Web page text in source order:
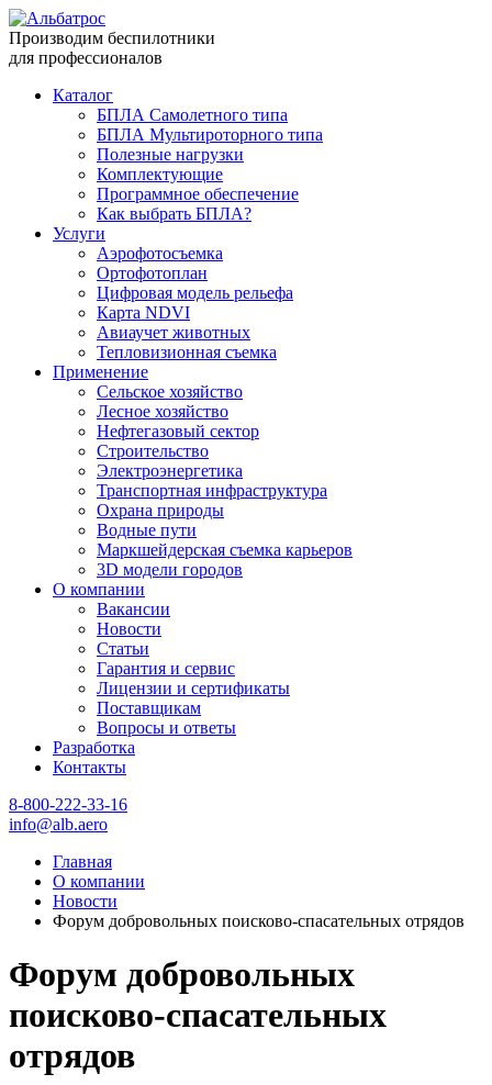
Производим беспилотники
для профессионалов
Каталог
БПЛА Самолетного типа
БПЛА Мультироторного типа
Полезные нагрузки
Комплектующие
Программное обеспечение
Как выбрать БПЛА?
Услуги
Аэрофотосъемка
Ортофотоплан
Цифровая модель рельефа
Карта NDVI
Авиаучет животных
Тепловизионная съемка
Применение
Сельское хозяйство
Лесное хозяйство
Нефтегазовый сектор
Строительство
Электроэнергетика
Транспортная инфраструктура
Охрана природы
Водные пути
Маркшейдерская съемка карьеров
3D модели городов
О компании
Вакансии
Новости
Статьи
Гарантия и сервис
Лицензии и сертификаты
Поставщикам
Вопросы и ответы
Разработка
Контакты
8-800-222-33-16
info@alb.aero
Главная
О компании
Новости
Форум добровольных поисково-спасательных отрядов
Форум добровольных
поисково-спасательных
отрядов